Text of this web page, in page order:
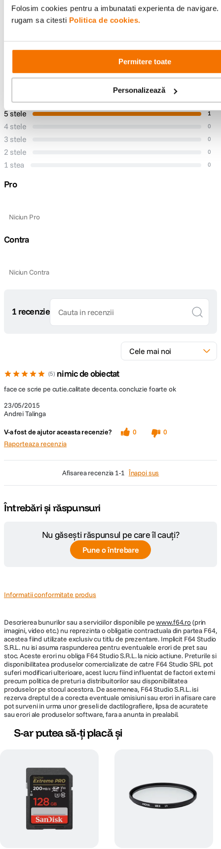
Folosim cookies pentru a imbunatati experienta de
rugam sa citesti Politica de cookies.
Permitere toate
Personalizează
1 recenzie Scrie o recenzie
5 stele 1
4 stele 0
3 stele 0
2 stele 0
1 stea 0
Pro
Niciun Pro
Contra
Niciun Contra
1 recenzie
5 nimic de obiectat
23/05/2015
Andrei Talinga
face ce scrie pe cutie.calitate decenta. concluzie foarte ok
V-a fost de ajutor aceasta recenzie? 0
0
Raporteaza recenzia
afisarea recenzia 1-1 Înapoi sus
Întrebări și răspunsuri
Nu găsești răspunsul pe care îl cauți?
Pune o întrebare
Informatii conformitate produs
Descrierea bunurilor sau a serviciilor disponibile pewww.f64.ro(prin
imagini, video etc.) nu reprezinta o obligatie contractuala din partea F64,
acestea fiind utilizate exclusiv cu titlu de prezentare. Implicit F64 Studio
S.R.L. nu isi asuma raspunderea pentru eventualele erori de pret sau
stoc. Aceste erori nu obliga F64 Studio S.R.L. la nicio actiune. Preturile si
disponibilitatea produselor comercializate de catre F64 Studio SRL pot
suferi modificari ulterioare, acest lucru fiind influentat de factori externi
precum politica de preturi a distribuitorilor sau disponibilitatea
produselor pe stocul acestora. De asemenea, F64 Studio S.R.L. isi
rezerva dreptul de a corecta eventuale omisiuni sau erori in afisare care
pot surveni in urma unor greseli de dactilografiere, lipsa de acuratete
sau erori ale produselor software, fara a anunta in prealabil.
S-ar putea să-ți placă și